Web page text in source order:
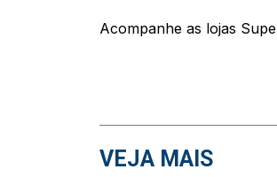
Acompanhe as lojas
VEJA MAIS